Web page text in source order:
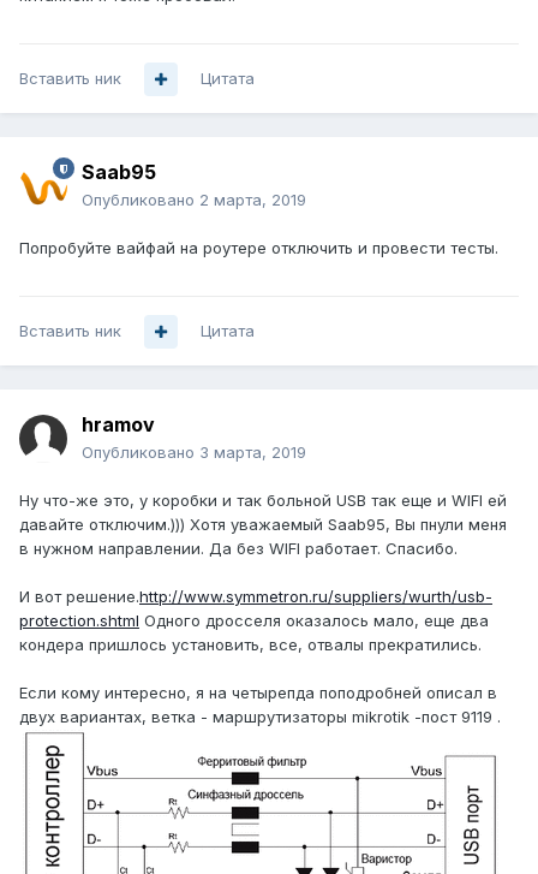
Вставить ник Цитата
Saab95
Опубликовано 2 марта, 2019
Попробуйте вайфай на роутере отключить и провести тесты.
Вставить ник Цитата
hramov
Опубликовано 3 марта, 2019
Ну что-же это, у коробки и так больной USB так еще и WIFI ей
давайте отключим.))) Хотя уважаемый Saab95, Вы пнули меня
в нужном направлении. Да без WIFI работает. Спасибо.
И вот решение.http://www.symmetron.ru/suppliers/wurth/usb-
protection.shtml Одного дросселя оказалось мало, еще два
кондера пришлось установить, все, отвалы прекратились.
Если кому интересно, я на четырепда поподробней описал в
двух вариантах, ветка - маршрутизаторы mikrotik -пост 9119 .